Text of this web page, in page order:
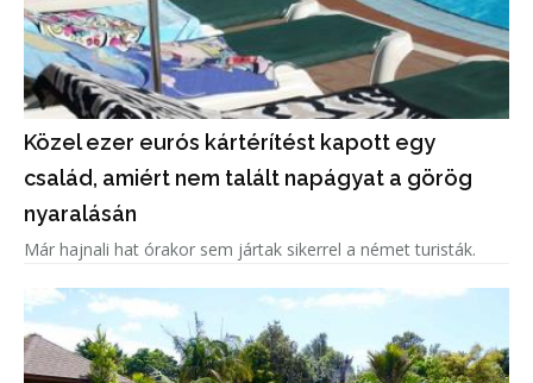
Közel ezer eurós kártérítést kapott egy
család, amiért nem talált napágyat a görög
nyaralásán
Már hajnali hat órakor sem jártak sikerrel a német turisták.